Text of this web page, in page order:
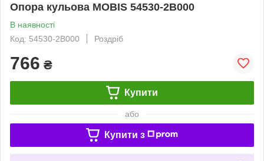
Опора кульова MOBIS 54530-2B000
В наявності
Код: 54530-2B000
Роздріб
766 ₴
Купити
або
Купити з